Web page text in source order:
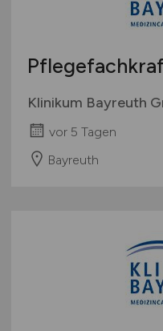
Klinikum Bayreuth
vor 5 Tagen
Bayreuth